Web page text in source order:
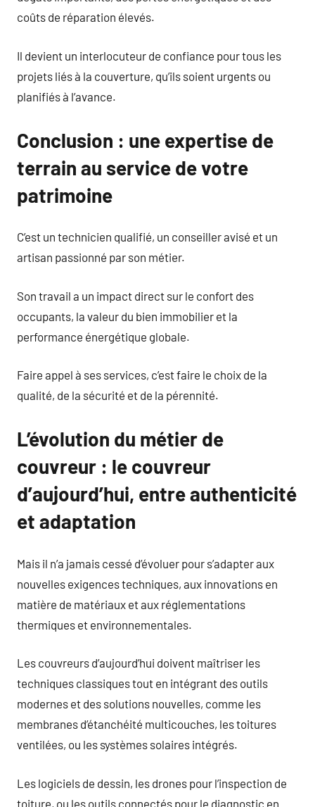
coûts de réparation élevés.
Il devient un interlocuteur de confiance pour tous les
projets liés à la couverture, qu’ils soient urgents ou
planifiés à l’avance.
Conclusion : une expertise de
terrain au service de votre
patrimoine
C’est un technicien qualifié, un conseiller avisé et un
artisan passionné par son métier.
Son travail a un impact direct sur le confort des
occupants, la valeur du bien immobilier et la
performance énergétique globale.
Faire appel à ses services, c’est faire le choix de la
qualité, de la sécurité et de la pérennité.
L’évolution du métier de
couvreur : le couvreur
d’aujourd’hui, entre authenticité
et adaptation
Mais il n’a jamais cessé d’évoluer pour s’adapter aux
nouvelles exigences techniques, aux innovations en
matière de matériaux et aux réglementations
thermiques et environnementales.
Les couvreurs d’aujourd’hui doivent maîtriser les
techniques classiques tout en intégrant des outils
modernes et des solutions nouvelles, comme les
membranes d’étanchéité multicouches, les toitures
ventilées, ou les systèmes solaires intégrés.
Les logiciels de dessin, les drones pour l’inspection de
toiture, ou les outils connectés pour le diagnostic en